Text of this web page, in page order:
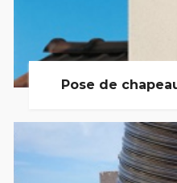
Pose de